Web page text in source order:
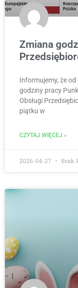
Zmiana
Informujemy, że
godziny pracy
Obsługi
piątku w
CZYTAJ WIĘCEJ »
2026-04-27 Brak